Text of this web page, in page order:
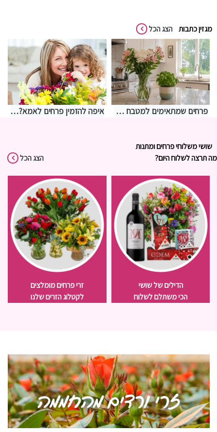
מגזין כתבות הצג הכל
פרחים שמתאימים למטבח – איך לבחור משהו שמחזיק מעמד בתנאים מאתגרים איפה להזמין פרחים לאמא? אצלנו בחנות שושי רגעים של פרחים
שושי משלוחי פרחים ומתנות
מה תרצה לשלוח היום?
הצג הכל
הדילים של שושי
הכי משתלם לשלוח
זרי פרחים מומלצים
לקטלוג הזרים שלנו